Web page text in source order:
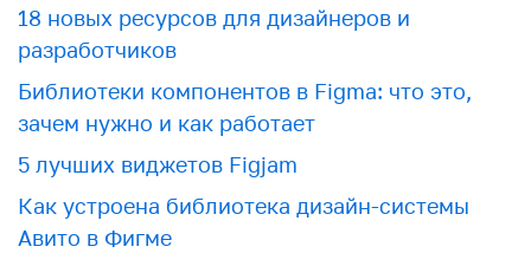
18 новых ресурсов для дизайнеров и
разработчиков
Библиотеки компонентов в Figma: что это,
зачем нужно и как работает
5 лучших виджетов Figjam
Как устроена библиотека дизайн-системы
Авито в Фигме